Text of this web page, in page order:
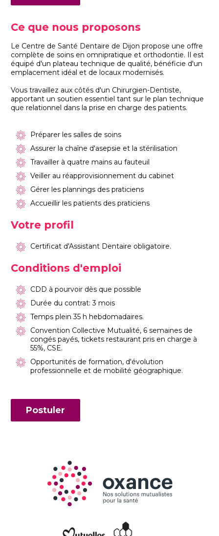
Ce que nous proposons
Le Centre de Santé Dentaire de Dijon propose une offre
complète de soins en omnipratique et orthodontie. Il est
équipé d'un plateau technique de qualité, bénéficie d'un
emplacement idéal et de locaux modernisés.
Vous travaillez aux côtés d'un Chirurgien-Dentiste,
apportant un soutien essentiel tant sur le plan technique
que relationnel dans la prise en charge des patients.
Préparer les salles de soins
Assurer la chaîne d'asepsie et la stérilisation
Travailler à quatre mains au fauteuil
Veiller au réapprovisionnement du cabinet
Gérer les plannings des praticiens
Accueillir les patients des praticiens
Votre profil
Certificat d'Assistant Dentaire obligatoire.
Conditions d'emploi
CDD à pourvoir dès que possible
Durée du contrat: 3 mois
Temps plein 35 h hebdomadaires.
Convention Collective Mutualité, 6 semaines de
congés payés, tickets restaurant pris en charge à
55%, CSE.
Opportunités de formation, d'évolution
professionnelle et de mobilité géographique.
Postuler